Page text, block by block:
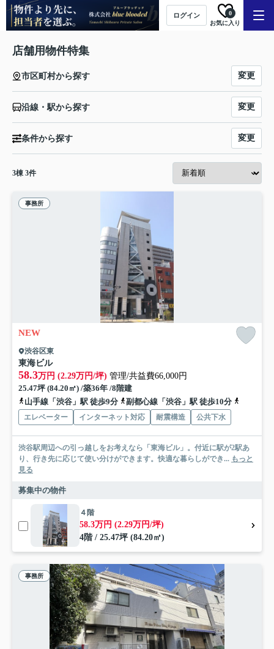
ログイン
お気に入り
0
店舗用物件特集
市区町村から探す 変更
沿線・駅から探す 変更
条件から探す 変更
3棟 3件
事務所
NEW
渋谷区東
東海ビル
58.3万円 (2.29万円/坪) 管理/共益費66,000円
25.47坪 (84.20㎡) /築36年 /8階建
山手線「渋谷」駅 徒歩9分
副都心線「渋谷」駅 徒歩10分
エレベーター インターネット対応 耐震構造 公共下水
渋谷駅周辺への引っ越しをお考えなら「東海ビル」。付近に駅が2駅あ
り、行き先に応じて使い分けができます。快適な暮らしができ... もっと
見る
募集中の物件
４階
58.3万円 (2.29万円/坪)
4階 / 25.47坪 (84.20㎡)
事務所